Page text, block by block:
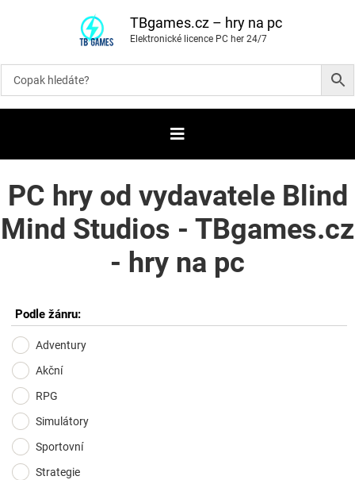
o
i
t
b
TBgames.cz – hry na pc
Elektronické licence PC her 24/7
PC hry od vydavatele Blind
Mind Studios - TBgames.cz
- hry na pc
Podle žánru:
Adventury
Akční
RPG
Simulátory
Sportovní
Strategie